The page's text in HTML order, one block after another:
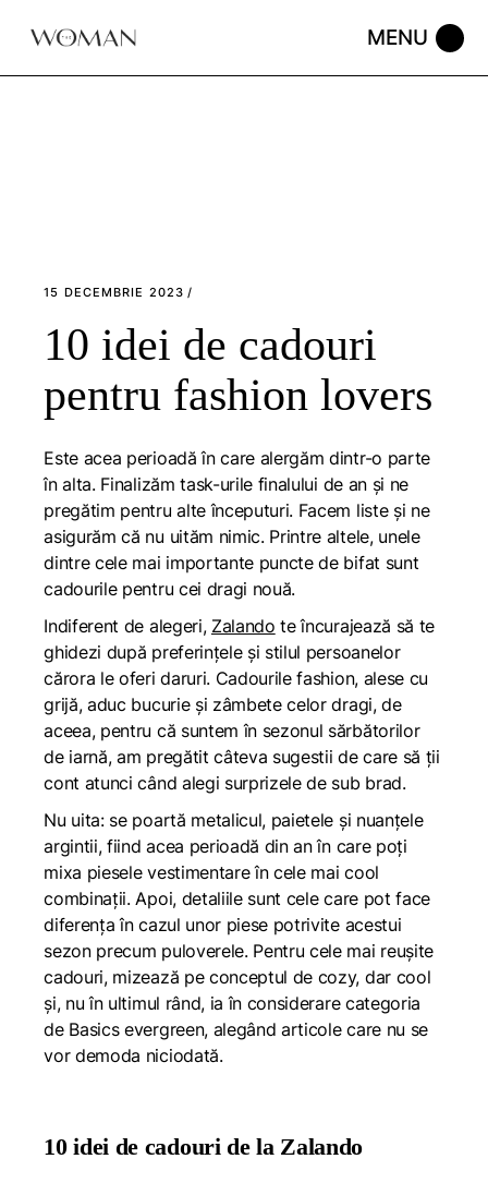
15 DECEMBRIE 2023
10 idei de cadouri
pentru fashion lovers
Este acea perioadă în care alergăm dintr-o parte
în alta. Finalizăm task-urile finalului de an și ne
pregătim pentru alte începuturi. Facem liste și ne
asigurăm că nu uităm nimic. Printre altele, unele
dintre cele mai importante puncte de bifat sunt
cadourile pentru cei dragi nouă.
Indiferent de alegeri, Zalando te încurajează să te
ghidezi după preferințele și stilul persoanelor
cărora le oferi daruri. Cadourile fashion, alese cu
grijă, aduc bucurie și zâmbete celor dragi, de
aceea, pentru că suntem în sezonul sărbătorilor
de iarnă, am pregătit câteva sugestii de care să ții
cont atunci când alegi surprizele de sub brad.
Nu uita: se poartă metalicul, paietele și nuanțele
argintii, fiind acea perioadă din an în care poți
mixa piesele vestimentare în cele mai cool
combinații. Apoi, detaliile sunt cele care pot face
diferența în cazul unor piese potrivite acestui
sezon precum puloverele. Pentru cele mai reușite
cadouri, mizează pe conceptul de cozy, dar cool
și, nu în ultimul rând, ia în considerare categoria
de Basics evergreen, alegând articole care nu se
vor demoda niciodată.
10 idei de cadouri de la Zalando